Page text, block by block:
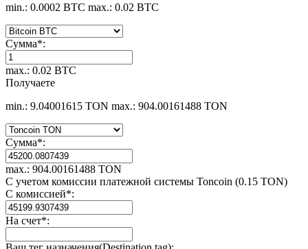
min.: 0.0002 BTC max.: 0.02 BTC
Сумма*:
max.: 0.02 BTC
Получаете
min.: 9.04001615 TON max.: 904.00161488 TON
Сумма*:
max.: 904.00161488 TON
С учетом комиссии платежной системы Toncoin (0.15 TON)
С комиссией*:
На счет*: